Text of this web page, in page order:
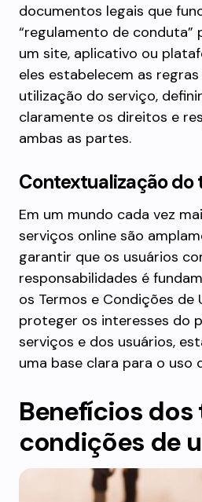
documentos legais que
“regulamento de conduta”
um site, aplicativo ou
eles estabelecem as
utilização do serviço,
claramente os direitos e
ambas as partes.
Contextualização do
Em um mundo cada vez
serviços online são
garantir que os usuários
responsabilidades é
os Termos e Condições de
proteger os interesses do
serviços e dos usuários,
uma base clara para o uso
Benefícios
condições de